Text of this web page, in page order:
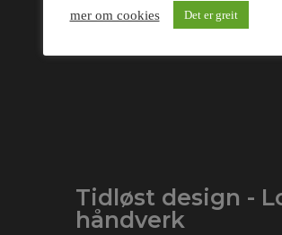
Tidløst design -
håndverk
mer om cookies Det er greit